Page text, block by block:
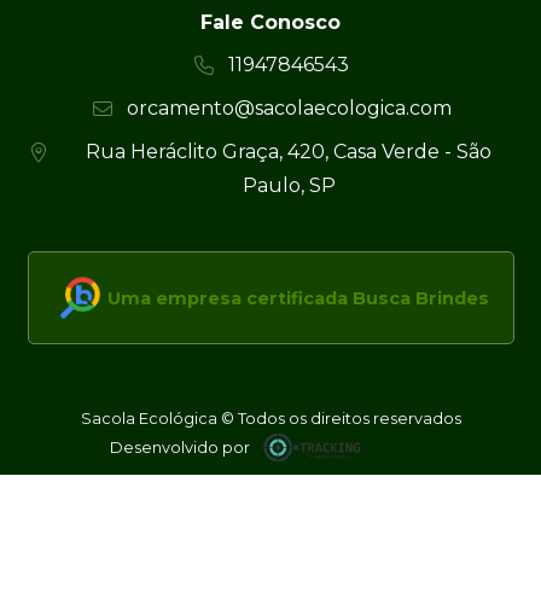
Fale Conosco
11947846543
orcamento@sacolaecologica.com
Rua Heráclito Graça, 420, Casa Verde - São
Paulo, SP
Uma empresa certificada Busca Brindes
Sacola Ecológica © Todos os direitos reservados
Desenvolvido por